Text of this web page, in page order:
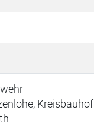
Kreisbauhof